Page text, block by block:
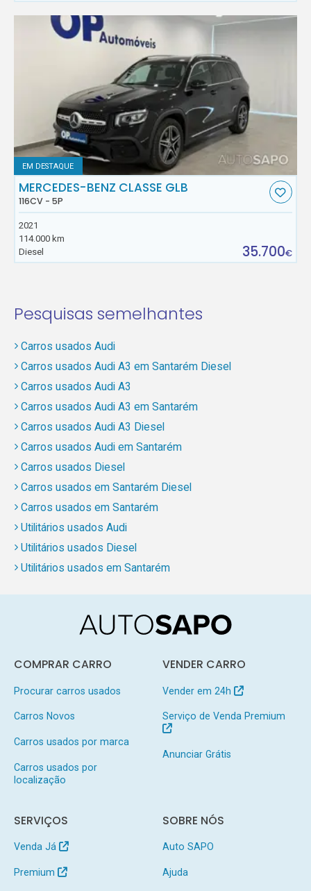
EM DESTAQUE
MERCEDES-BENZ CLASSE GLB
116CV - 5P
2021
114.000 km
Diesel
35.700€
Pesquisas semelhantes
Carros usados Audi
Carros usados Audi A3 em Santarém Diesel
Carros usados Audi A3
Carros usados Audi A3 em Santarém
Carros usados Audi A3 Diesel
Carros usados Audi em Santarém
Carros usados Diesel
Carros usados em Santarém Diesel
Carros usados em Santarém
Utilitários usados Audi
Utilitários usados Diesel
Utilitários usados em Santarém
COMPRAR CARRO
Procurar carros usados
Carros Novos
Carros usados por marca
Carros usados por
localização
VENDER CARRO
Vender em 24h
Serviço de Venda Premium
Anunciar Grátis
SERVIÇOS
Venda Já
Premium
SOBRE NÓS
Auto SAPO
Ajuda